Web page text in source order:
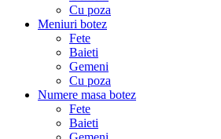
Cu poza
Meniuri botez
Fete
Baieti
Gemeni
Cu poza
Numere masa botez
Fete
Baieti